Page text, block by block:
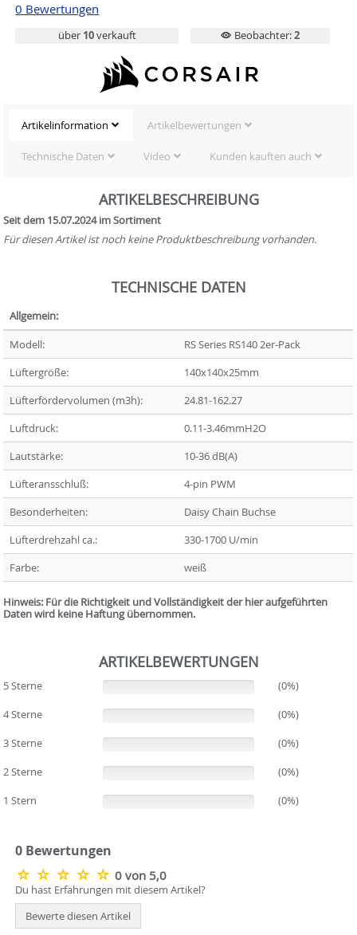
0 Bewertungen
über 10verkauft Beobachter:2
Artikelinformation Artikelbewertungen
Technische Daten Video Kunden kauften auch
ARTIKELBESCHREIBUNG
Seit dem 15.07.2024 im Sortiment
Für diesen Artikel ist noch keine Produktbeschreibung vorhanden.
TECHNISCHE DATEN
Allgemein:
Modell:
RS Series RS140 2er-Pack
Lüftergröße:
140x140x25mm
Lüfterfördervolumen (m3h):
24.81-162.27
Luftdruck:
0.11-3.46mmH2O
Lautstärke:
10-36 dB(A)
Lüfteransschluß:
4-pin PWM
Besonderheiten:
Daisy Chain Buchse
Lüfterdrehzahl ca.:
330-1700 U/min
Farbe:
weiß
Hinweis: Für die Richtigkeit und Vollständigkeit der hier aufgeführten
Daten wird keine Haftung übernommen.
ARTIKELBEWERTUNGEN
5 Sterne
(0%)
4 Sterne
(0%)
3 Sterne
(0%)
2 Sterne
(0%)
1 Stern
(0%)
0 Bewertungen
0 von 5,0
Du hast Erfahrungen mit diesem Artikel?
Bewerte diesen Artikel